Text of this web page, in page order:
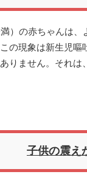
）の赤ちゃんは
の現象は新生児
りません。それは
子供の震え